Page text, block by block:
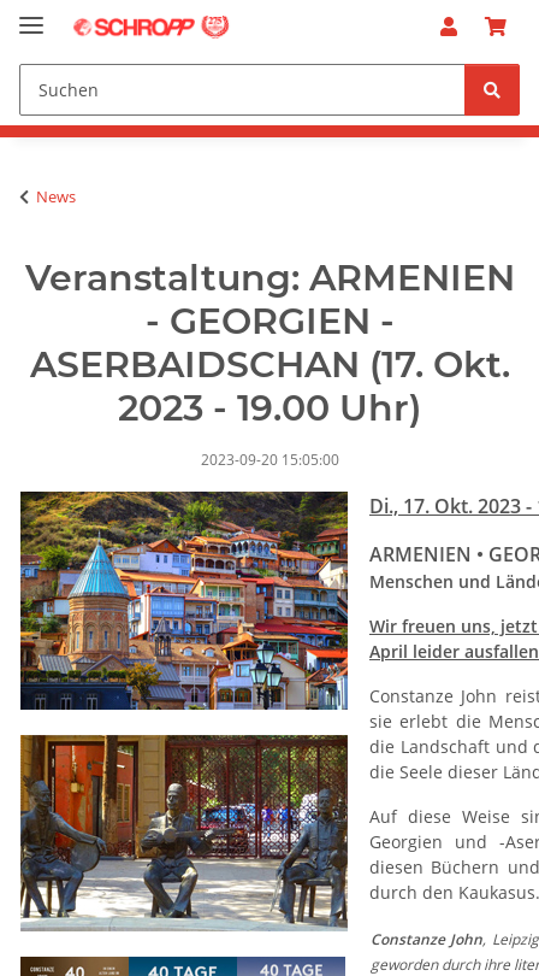
News
Veranstaltung: ARMENIEN
- GEORGIEN -
ASERBAIDSCHAN (17. Okt.
2023 - 19.00 Uhr)
2023-09-20 15:05:00
Di., 17. Okt. 2023
ARMENIEN •
Menschen und
Wir freuen uns,
April leider
Constanze John
sie erlebt die
die Landschaft und
die Seele dieser
Auf diese Weise
Georgien und -
diesen Büchern
durch den Kaukasus.
Constanze John,
geworden durch ihre